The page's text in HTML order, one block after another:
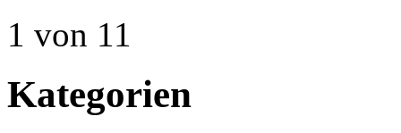
1 von 11
Kategorien